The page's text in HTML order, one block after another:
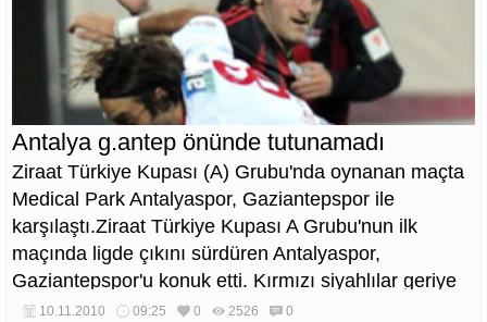
Antalya g.antep önünde tutunamadı
Ziraat Türkiye Kupası (A) Grubu'nda oynanan maçta
Medical Park Antalyaspor, Gaziantepspor ile
karşılaştı.Ziraat Türkiye Kupası A Grubu'nun ilk
maçında ligde çıkını sürdüren Antalyaspor,
Gaziantepspor'u konuk etti. Kırmızı siyahlılar geriye
düştüğü mücadelede 10 kişi kalan rakibini ikinci
10.11.2010 09:25 0 2526 0